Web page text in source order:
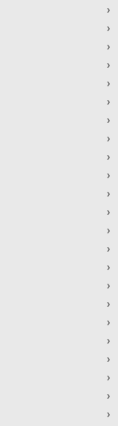
›
›
›
›
›
›
›
›
›
›
›
›
›
›
›
›
›
›
›
›
›
›
›